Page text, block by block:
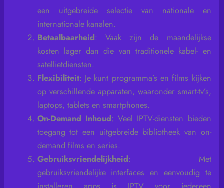
een uitgebreide selectie van nationale en
internationale kanalen.
Betaalbaarheid: Vaak zijn de maandelijkse
kosten lager dan die van traditionele kabel- en
satellietdiensten.
Flexibiliteit: Je kunt programma’s en films kijken
op verschillende apparaten, waaronder smart-tv’s,
laptops, tablets en smartphones.
On-Demand Inhoud: Veel IPTV-diensten bieden
toegang tot een uitgebreide bibliotheek van on-
demand films en series.
Gebruiksvriendelijkheid: Met
gebruiksvriendelijke interfaces en eenvoudig te
installeren apps is IPTV voor iedereen